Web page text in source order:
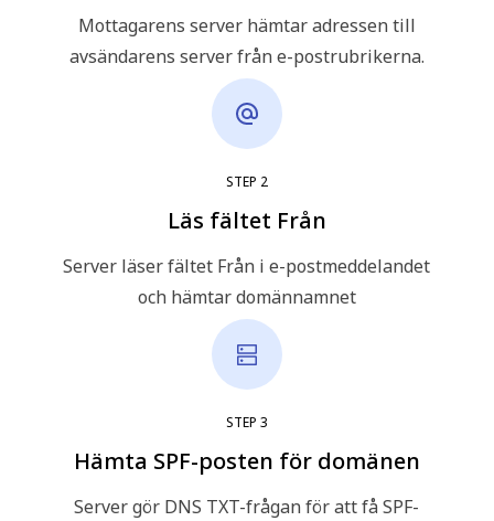
Mottagarens server hämtar adressen till
avsändarens server från e-postrubrikerna.
STEP 2
Läs fältet Från
Server läser fältet Från i e-postmeddelandet
och hämtar domännamnet
STEP 3
Hämta SPF-posten för domänen
Server gör DNS TXT-frågan för att få SPF-